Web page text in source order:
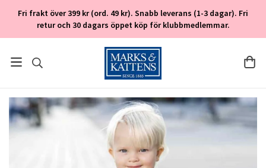
Fri frakt över 399 kr (ord. 49 kr). Snabb leverans (1-3 dagar). Fri
retur och 30 dagars öppet köp för klubbmedlemmar.